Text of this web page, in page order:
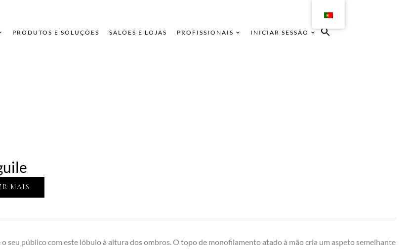
PRODUTOS E SOLUÇÕES SALÕES E LOJAS PROFISSIONAIS INICIAR SESSÃO
MAIS
seu público com este lóbulo à altura dos ombros. O topo de monofilamento atado à mão cria um aspeto semelhante